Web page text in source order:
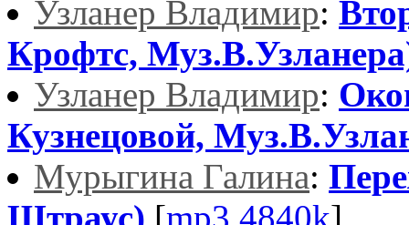
Узланер Владимир:
Крофтс,
Узланер Владимир:
Кузнецовой,
Мурыгина Галина: